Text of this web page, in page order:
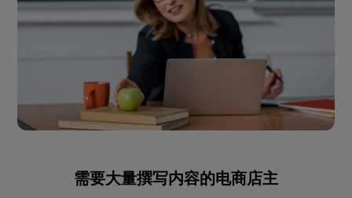
需要大量撰写内容的电商店主